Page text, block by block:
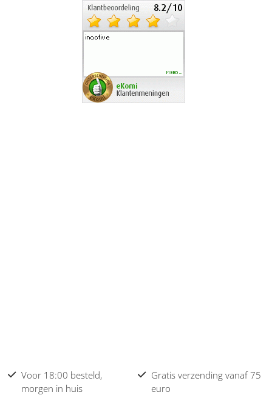
Voor 18:00 besteld,
morgen in huis
Gratis verzending vanaf 75
euro